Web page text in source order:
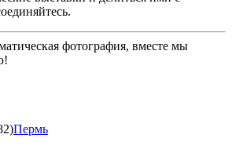
фотография, вместе мы
Пермь